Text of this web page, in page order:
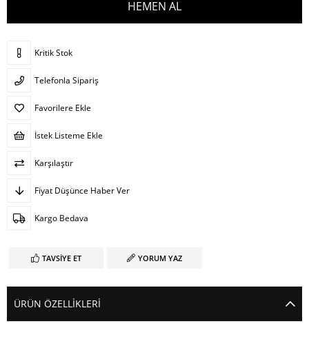
Kritik Stok
Telefonla Sipariş
Favorilere Ekle
İstek Listeme Ekle
Karşılaştır
Fiyat Düşünce Haber Ver
Kargo Bedava
TAVSIYE ET YORUM YAZ
ÜRÜN ÖZELLIKLERI